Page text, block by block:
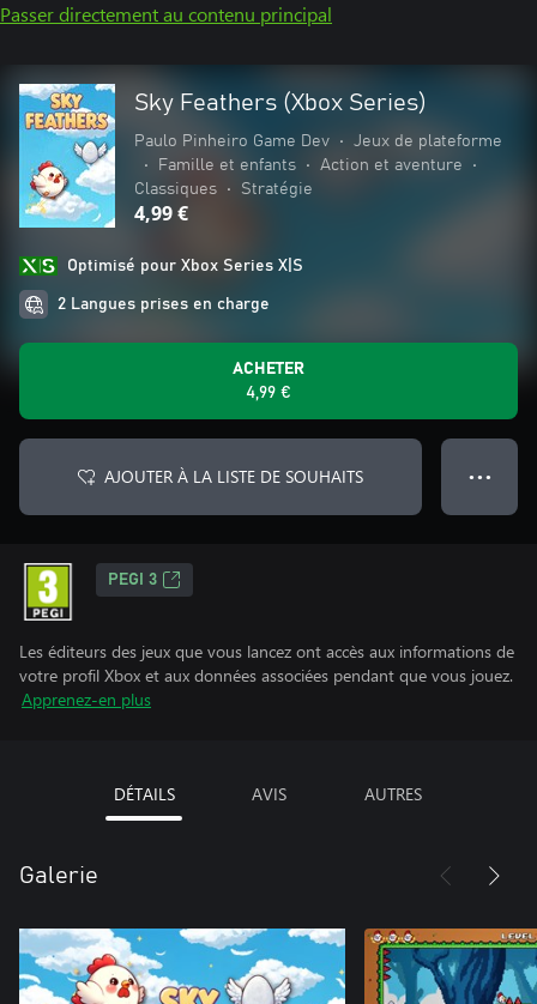
Passer directement au contenu principal
Sky Feathers (Xbox Series)
Paulo Pinheiro Game Dev •
Jeux de plateforme
•
Famille et enfants • Action et aventure
•
Classiques
• Stratégie
4,99 €
Optimisé pour Xbox Series X|S
2 Langues prises en charge
ACHETER
4,99 €
AJOUTER À LA LISTE DE SOUHAITS ● ● ●
PEGI 3
Les éditeurs des jeux que vous lancez ont accès aux informations de
votre profil Xbox et aux données associées pendant que vous jouez.
Apprenez-en plus
DÉTAILS AVIS AUTRES
Galerie